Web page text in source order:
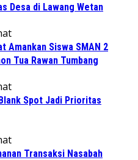
Desa di Lawang Wetan
Amankan Siswa SMAN 2
Tua Rawan Tumbang
Spot Jadi Prioritas
Transaksi Nasabah